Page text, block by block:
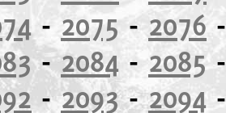
- 2075- 2076
-2084-2085
-2093-2094